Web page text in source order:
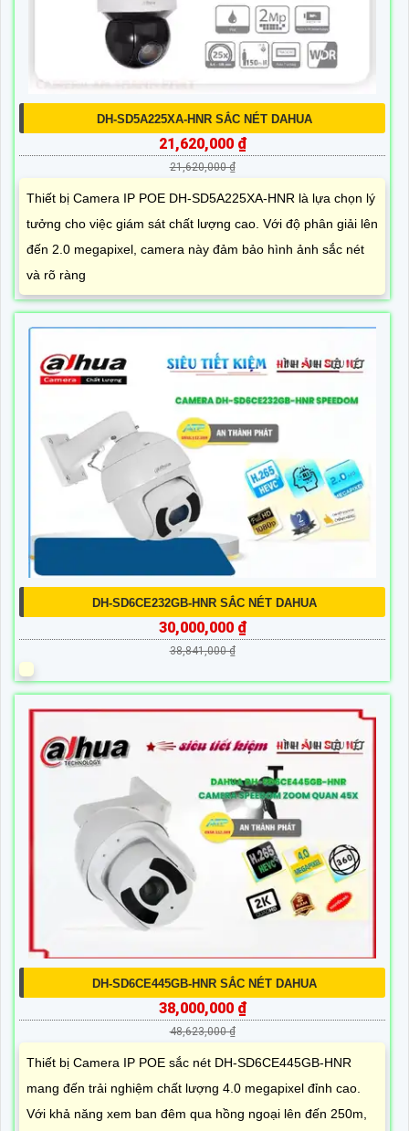
DH-SD5A225XA-HNR SẮC NÉT DAHUA
21,620,000 ₫
21,620,000 ₫
Thiết bị Camera IP POE DH-SD5A225XA-HNR là lựa chọn lý
tưởng cho việc giám sát chất lượng cao. Với độ phân giải lên
đến 2.0 megapixel, camera này đảm bảo hình ảnh sắc nét
và rõ ràng
DH-SD6CE232GB-HNR SẮC NÉT DAHUA
30,000,000 ₫
38,841,000 ₫
DH-SD6CE445GB-HNR SẮC NÉT DAHUA
38,000,000 ₫
48,623,000 ₫
Thiết bị Camera IP POE sắc nét DH-SD6CE445GB-HNR
mang đến trải nghiệm chất lượng 4.0 megapixel đỉnh cao.
Với khả năng xem ban đêm qua hồng ngoại lên đến 250m,